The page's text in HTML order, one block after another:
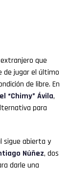
que
de jugar el último
de libre. En
“Chimy” Ávila,
para
sigue abierta y
Núñez, dos
darle una